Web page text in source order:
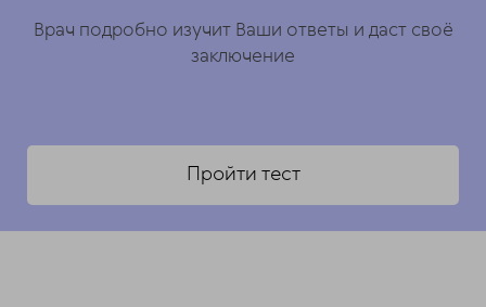
Врач подробно изучит Ваши ответы и даст своё
заключение
Пройти тест